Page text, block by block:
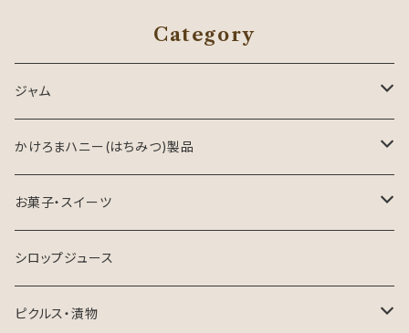
Category
ジャム
ジャム
はちみつジャム
ミックスジャム
マーマレード
かけろまハニー(はちみつ)製品
はちみつ
はちみつ製品
お菓子・スイーツ
焼き菓子
チーズケーキ
シロップジュース
ピクルス・漬物